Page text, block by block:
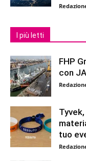
I più letti
FHP
con
tuo